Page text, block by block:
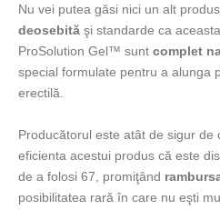
Nu vei putea găsi nici un alt
deosebită şi standarde ca
ProSolution Gel™ sunt complet
special formulate pentru a alunga
erectilă.
Producătorul este atât de sigur de
eficienta acestui produs că este
de a folosi 67, promiţând
posibilitatea rară în care nu eşti